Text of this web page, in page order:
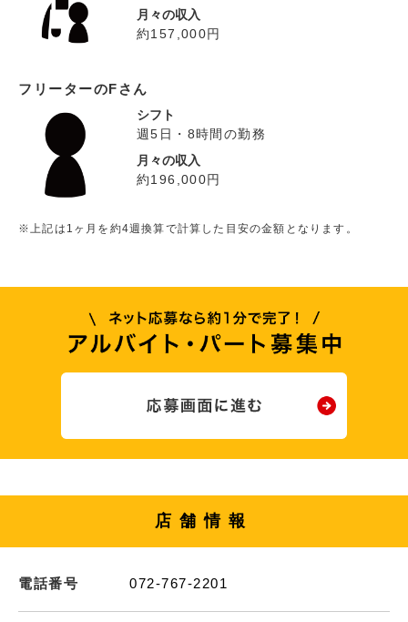
月々の収入
約157,000円
フリーターのFさん
シフト
週5日・8時間の勤務
月々の収入
約196,000円
※上記は1ヶ月を約4週換算で計算した目安の金額となります。
店舗情報
電話番号 072-767-2201